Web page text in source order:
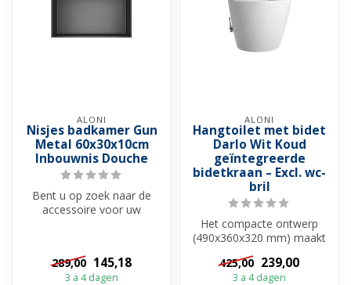
ALONI
Nisjes badkamer Gun
Metal 60x30x10cm
Inbouwnis Douche
Bent u op zoek naar de
accessoire voor uw
289,00 145,18
3 a 4 dagen
ALONI
Hangtoilet met bidet
Darlo Wit Koud
geïntegreerde
bidetkraan – Excl. wc-
bril
Het compacte ontwerp
(490x360x320 mm) maakt
dit hangtoilet met bidet
ideaal voor...
425,00 239,00
3 a 4 dagen